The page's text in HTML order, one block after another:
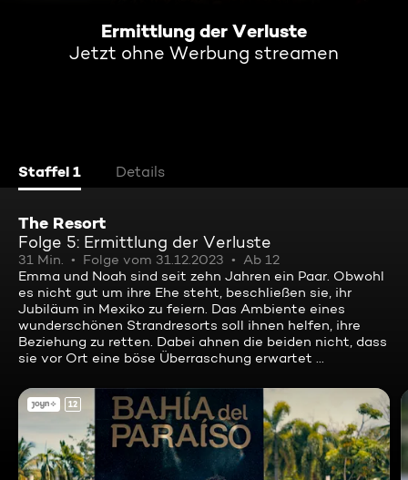
Ermittlung der Verluste
Jetzt ohne Werbung streamen
Staffel 1 Details
The Resort
Folge 5: Ermittlung der Verluste
31 Min. Folge vom 31.12.2023
Ab 12
Emma und Noah sind seit zehn Jahren ein Paar. Obwohl
es nicht gut um ihre Ehe steht, beschließen sie, ihr
Jubiläum in Mexiko zu feiern. Das Ambiente eines
wunderschönen Strandresorts soll ihnen helfen, ihre
Beziehung zu retten. Dabei ahnen die beiden nicht, dass
sie vor Ort eine böse Überraschung erwartet ...
12